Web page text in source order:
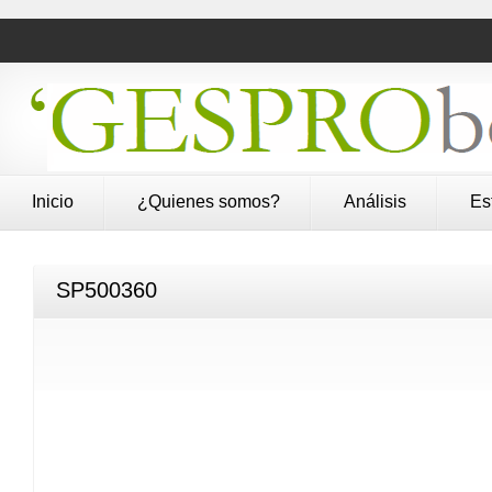
Inicio ¿Quienes somos? Análisis
SP500360